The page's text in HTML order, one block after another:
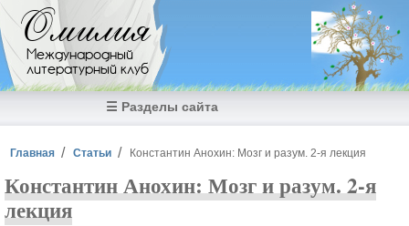
Перейти к основному содержанию
Омилия
Международный
литературный клуб
☰ Разделы сайта
Вы здесь
Главная Статьи Константин Анохин: Мозг и разум. 2-я лекция
Константин Анохин: Мозг и разум. 2-я
лекция